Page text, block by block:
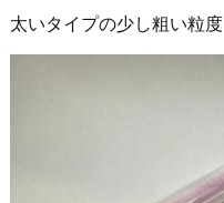
太いタイプの少し粗い粒度